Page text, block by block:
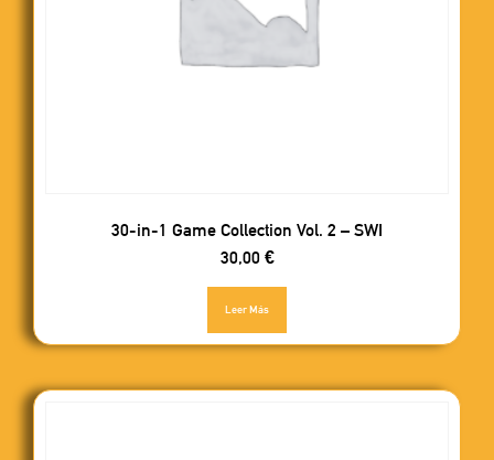
30-in-1 Game Collection Vol. 2 – SWI
30,00 €
Leer Más